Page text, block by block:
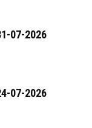
07-2026
07-2026